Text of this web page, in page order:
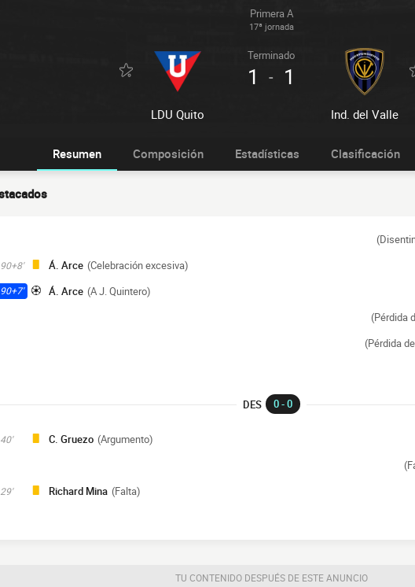
Primera A
17ª jornada
LDU Quito
Terminado
1 - 1
Ind. del Valle
Resumen Composición Estadísticas Clasificación
90+8' Á. Arce (Celebración excesiva)
90+7' Á. Arce (A J. Quintero)
(Pérdida
(Pérdida
DES 0 - 0
40' C. Gruezo (Argumento)
29' Richard Mina (Falta)
TU CONTENIDO DESPUÉS DE ESTE ANUNCIO